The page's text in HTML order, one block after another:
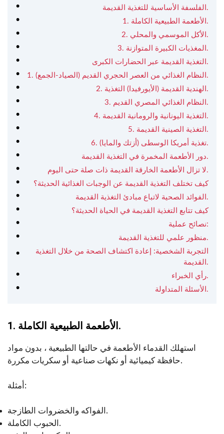
الفلسفة الأساسية للتغذية القديمة.
1. الأطعمة الطبيعية الكاملة.
2. الأكل الموسمي والمحلي.
3. المغذيات الكبيرة المتوازنة.
التغذية القديمة عبر الحضارات الكبرى.
1. النظام الغذائي من العصر الحجري القديم (الصياد-الجمع).
2. الهندية القديمة (الأيورفيدا) التغذية.
3. النظام الغذائي المصري القديم.
4. التغذية اليونانية والرومانية القديمة.
5. التغذية الصينية القديمة.
6. تغذية أمريكا الوسطى (أزتك والمايا).
دور الأطعمة المخمرة في التغذية القديمة.
لا تزال الأطعمة الخارقة القديمة ذات صلة حتى اليوم.
كيف تختلف التغذية القديمة عن الوجبات الغذائية الحديثة؟
الفوائد الصحية لاتباع مبادئ التغذية القديمة.
كيف تتابع التغذية القديمة في الحياة الحديثة؟
نصائح عملية:
منظور علمي للتغذية القديمة.
التجربة الشخصية: إعادة اكتشاف الصحة من خلال التغذية
القديمة.
رأي الخبراء.
الأسئلة المتداولة.
1. الأطعمة الطبيعية الكاملة.
استهلك القدماء الأطعمة في حالتها الطبيعية ، بدون مواد
حافظة كيميائية أو نكهات صناعية أو سكريات مكررة.
أمثلة:
الفواكه والخضروات الطازجة.
الحبوب الكاملة.